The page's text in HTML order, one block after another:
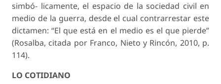
simbó- licamente, el espacio de la sociedad civil en
medio de la guerra, desde el cual contrarrestar este
dictamen: “El que está en el medio es el que pierde”
(Rosalba, citada por Franco, Nieto y Rincón, 2010, p.
114).
LO COTIDIANO